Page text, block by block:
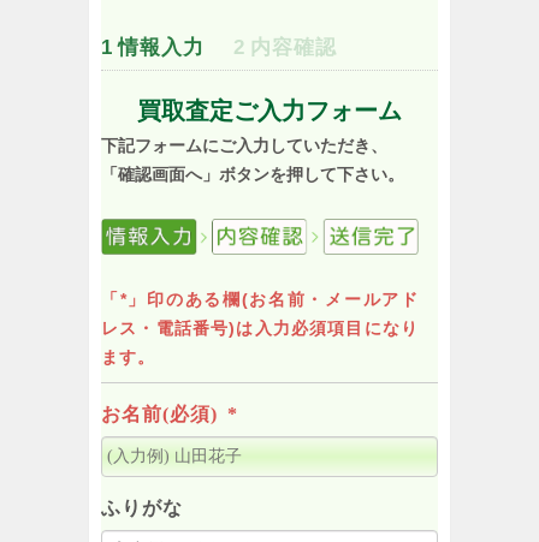
1 情報入力 2 内容確認
買取査定ご入力フォーム
下記フォームにご入力していただき、
「確認画面へ」ボタンを押して下さい。
「*」印のある欄(お名前・メールアド
レス・電話番号)は入力必須項目になり
ます。
お名前(必須) *
ふりがな